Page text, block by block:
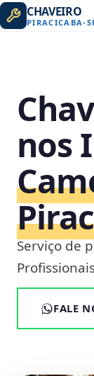
CHAVEIRO
PIRACICABA-
nos
Serviço de
FALE